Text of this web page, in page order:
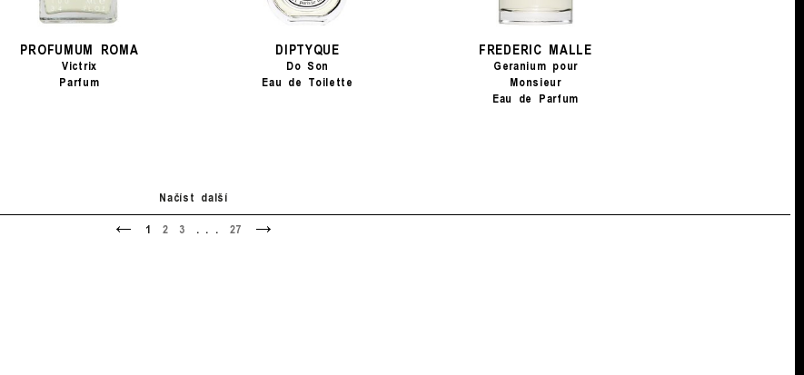
PROFUMUM ROMA
Victrix
Parfum
DIPTYQUE
Do Son
Eau de Toilette
FREDERIC MALLE
Geranium pour
Monsieur
Eau de Parfum
Načíst další
<
1 2 3 . . . 27
>